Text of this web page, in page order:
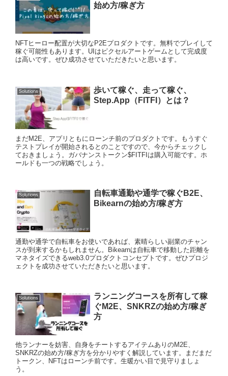
始め方/稼ぎ方
NFTヒーロー配置が大切なP2Eプロダクトです。無料でプレイして
稼ぐ可能性もあります。UIはピクセルアートゲームとして完成度
は高いです。ぜひ成功させていただきたいと思います。
Solutions
歩いて稼ぐ、走って稼ぐ、
Step.App（FITFI）とは？
まだM2E、アプリともにローンチ前のプロダクトです。もうすぐ
テストプレイが開始されるとのことですので、今からチェックし
ておきましょう。ガバナンストークン$FITFIは購入可能です。ホ
ールドも一つの戦略でしょう。
Solutions
自転車通勤や通学で稼ぐB2E、
Bikearnの始め方/稼ぎ方
通勤や通学で自転車をお使いであれば、素晴らしい副業のチャン
スが到来するかもしれません。Bikearnは自転車で移動した距離を
マネタイズできるweb3.0プロダクトコンセプトです。ぜひプロジ
ェクトを成功させていただきたいと思います。
Solutions
ランニングコースを所有して稼
ぐM2E、SNKRZの始め方/稼ぎ
方
他ランナーを妨害、自身をチートするアイテムありのM2E、
SNKRZの始め方/稼ぎ方を分かりやすく解説しています。まだまだ
トークン、NFTはローンチ前です。生暖かい目で見守りましょ
う。